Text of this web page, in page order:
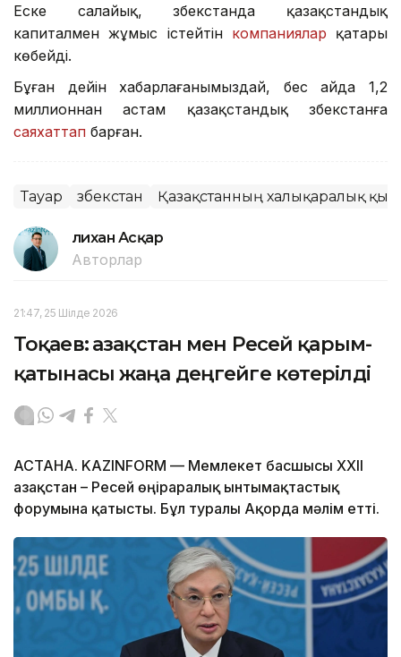
Еске салайық, Өзбекстанда қазақстандық
капиталмен жұмыс істейтін компаниялар қатары
көбейді.
Бұған дейін хабарлағанымыздай, бес айда 1,2
миллионнан астам қазақстандық Өзбекстанға
саяхаттап барған.
Тауар Өзбекстан Қазақстанның халықаралық
Әлихан Асқар
Авторлар
21:47, 25 Шілде 2026
Тоқаев: Қазақстан мен Ресей қарым-
қатынасы жаңа деңгейге көтерілді
АСТАНА. KAZINFORM — Мемлекет басшысы XXII
Қазақстан – Ресей өңіраралық ынтымақтастық
форумына қатысты. Бұл туралы Ақорда мәлім етті.